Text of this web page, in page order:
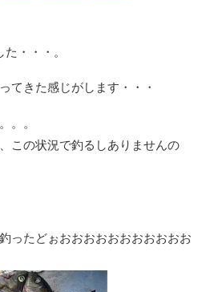
・・・。
てきた感じがします・・・
。。
この状況で釣るしありませんの
ったどぉおおおおおおおおおおお